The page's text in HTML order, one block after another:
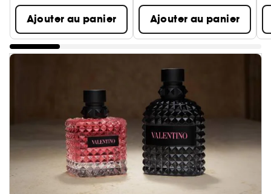
Ajouter au panier Ajouter au panier